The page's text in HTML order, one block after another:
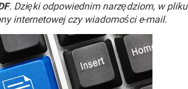
. Dzięki odpowiednim narzędziom, w pliku
internetowej czy wiadomości e-mail.